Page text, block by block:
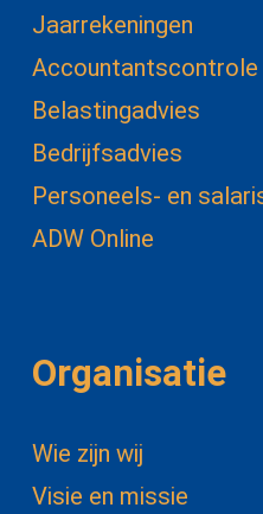
Jaarrekeningen
Accountantscontrole
Belastingadvies
Bedrijfsadvies
Personeels- en
ADW Online
Organisatie
Wie zijn wij
Visie en missie